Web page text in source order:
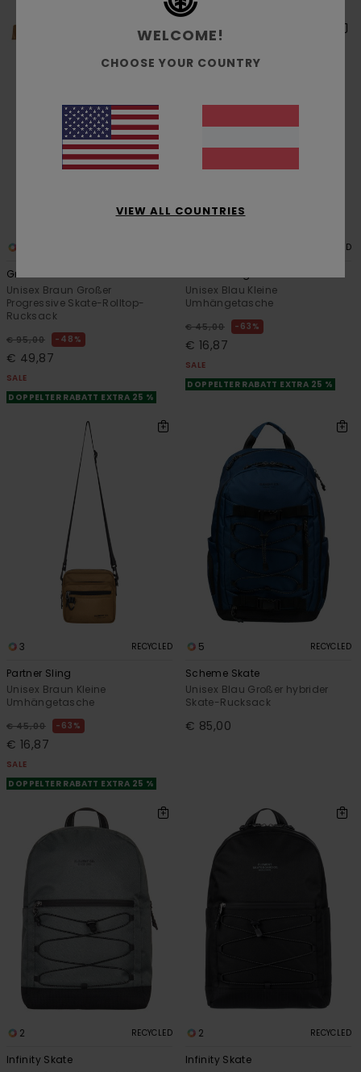
Ground Skate
Unisex Braun Großer
Progressive Skate-Rolltop-
Rucksack
€ 95,00 48%
€ 49,87
SALE
DOPPELTER RABATT EXTRA 25 %
RECYCLED
Unisex Blau Kleine
Umhängetasche
€ 45,00 63%
€ 16,87
SALE
DOPPELTER RABATT EXTRA 25 %
3 RECYCLED
Partner Sling
Unisex Braun Kleine
Umhängetasche
€ 45,00 63%
€ 16,87
SALE
DOPPELTER RABATT EXTRA 25 %
5 RECYCLED
Scheme Skate
Unisex Blau Großer hybrider
Skate-Rucksack
€ 85,00
2 RECYCLED
Infinity Skate
2 RECYCLED
Infinity Skate
WELCOME!
CHOOSE YOUR COUNTRY
VIEW ALL COUNTRIES